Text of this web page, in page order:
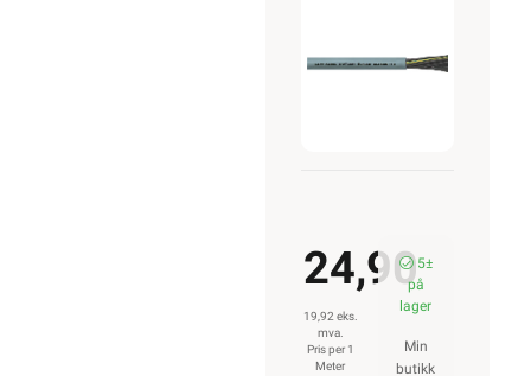
24,90
19,92 eks.
mva.
Pris per 1
Meter
5±
på
lager
Min
butikk